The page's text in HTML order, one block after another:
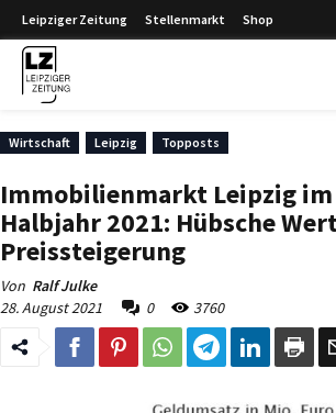
Leipziger Zeitung Stellenmarkt Shop
Wirtschaft Leipzig Topposts
Immobilienmarkt Leipzig
Halbjahr 2021: Hübsche
Preissteigerung
Von Ralf Julke
28. August 2021
0 3760